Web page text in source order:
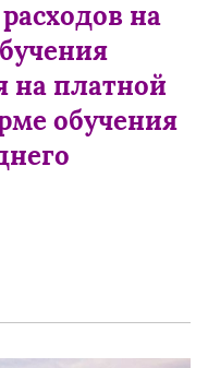
на
на платной
обучения